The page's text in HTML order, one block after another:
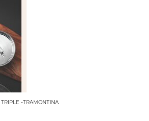
-TRAMONTINA